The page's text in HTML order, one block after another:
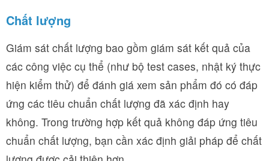
Chất lượng
Giám sát chất lượng bao gồm giám sát kết quả của
các công việc cụ thể (như bộ test cases, nhật ký thực
hiện kiểm thử) để đánh giá xem sản phẩm đó có đáp
ứng các tiêu chuẩn chất lượng đã xác định hay
không. Trong trường hợp kết quả không đáp ứng tiêu
chuẩn chất lượng, bạn cần xác định giải pháp để chất